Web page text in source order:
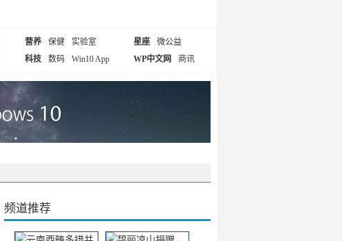
营养 保健
实验室
科技
数码 Win10 App
星座
微公益
WP中文网
商讯
频道推荐